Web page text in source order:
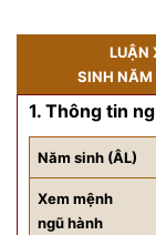
LUẬN
SINH NĂM
1. Thông tin
Năm sinh (ÂL)
Xem mệnh
ngũ hành